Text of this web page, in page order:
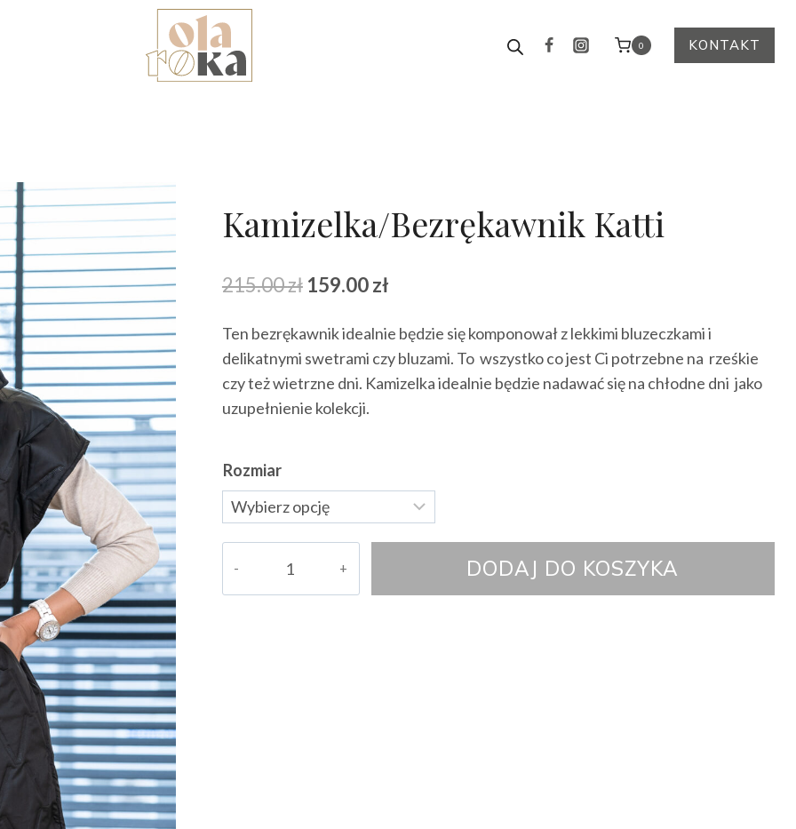
0 KONTAKT
Kamizelka/Bezrękawnik Katti
215.00zł Pierwotna
wynosiła:
215.00 zł.
159.00złAktualna
wynosi:
159.00 zł.
Ten bezrękawnik idealnie będzie się komponował z lekkimi bluzeczkami i
delikatnymi swetrami czy bluzami. To wszystko co jest Ci potrzebne na rześkie
czy też wietrzne dni. Kamizelka idealnie będzie nadawać się na chłodne dni jako
uzupełnienie kolekcji.
Rozmiar
Kamizelka/Bezrękawnik
DODAJ DO KOSZYKA